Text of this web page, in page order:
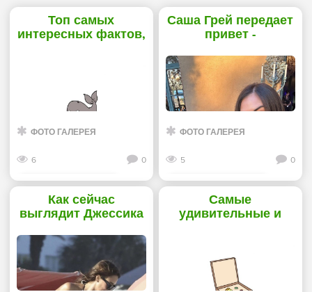
Топ самых
интересных фактов,
картинки»
ФОТО ГАЛЕРЕЯ
6 0
Смотреть дальше
Саша Грей передает
привет -
картинки»
ФОТО ГАЛЕРЕЯ
5 0
Смотреть дальше
Как сейчас
выглядит Джессика
«Прикольные
картинки»
Самые
удивительные и
«Прикольные
картинки»